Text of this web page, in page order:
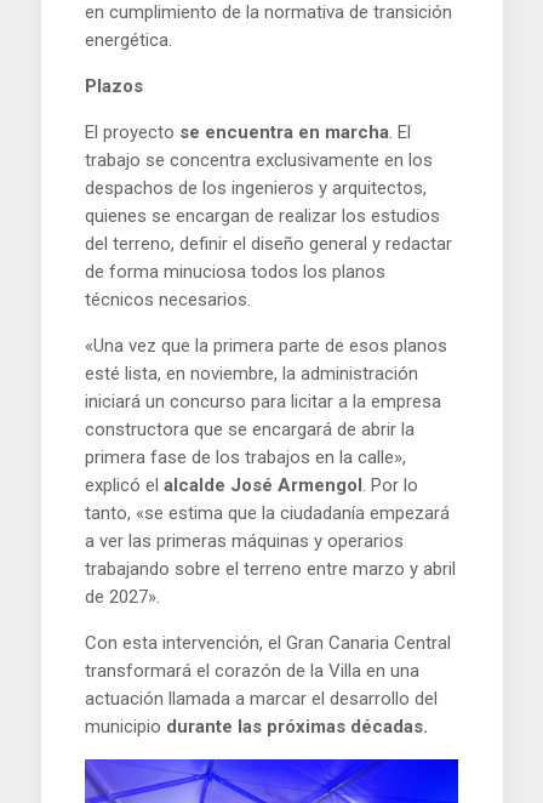
en cumplimiento de la normativa de transición
energética.
Plazos
El proyecto se encuentra en marcha. El
trabajo se concentra exclusivamente en los
despachos de los ingenieros y arquitectos,
quienes se encargan de realizar los estudios
del terreno, definir el diseño general y redactar
de forma minuciosa todos los planos
técnicos necesarios.
«Una vez que la primera parte de esos planos
esté lista, en noviembre, la administración
iniciará un concurso para licitar a la empresa
constructora que se encargará de abrir la
primera fase de los trabajos en la calle»,
explicó elalcalde José Armengol. Por lo
tanto, «se estima que la ciudadanía empezará
a ver las primeras máquinas y operarios
trabajando sobre el terreno entre marzo y abril
de 2027».
Con esta intervención, el Gran Canaria Central
transformará el corazón de la Villa en una
actuación llamada a marcar el desarrollo del
municipio durante las próximas décadas.